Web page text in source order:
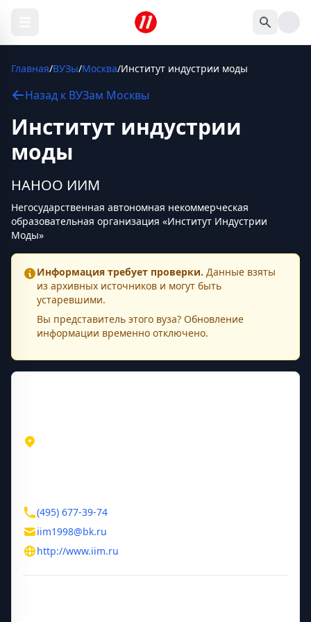
Главная/ВУЗы/Москва/Институт индустрии моды
Назад к ВУЗам Москвы
Институт индустрии
моды
НАНОО ИИМ
Негосударственная автономная некоммерческая
образовательная организация «Институт Индустрии
Моды»
Информация требует проверки. Данные взяты
из архивных источников и могут быть
устаревшими.
Вы представитель этого вуза? Обновление
информации временно отключено.
(495) 677-39-74
iim1998@bk.ru
http://www.iim.ru